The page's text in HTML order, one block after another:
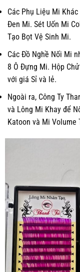
Các Phụ Liệu Mi
Đen Mi. Sét Uốn Mi
Tạo Bọt Vệ Sinh Mi.
Các Đồ Nghề Nối Mi
8 Ô Đựng Mi. Hộp
với giá Sỉ và lẻ.
Ngoài ra, Công Ty
và Lông Mi Khay để
Katoon và Mi Volume